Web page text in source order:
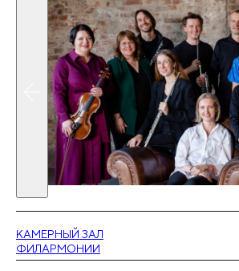
КАМЕРНЫЙ ЗАЛ
ФИЛАРМОНИИ